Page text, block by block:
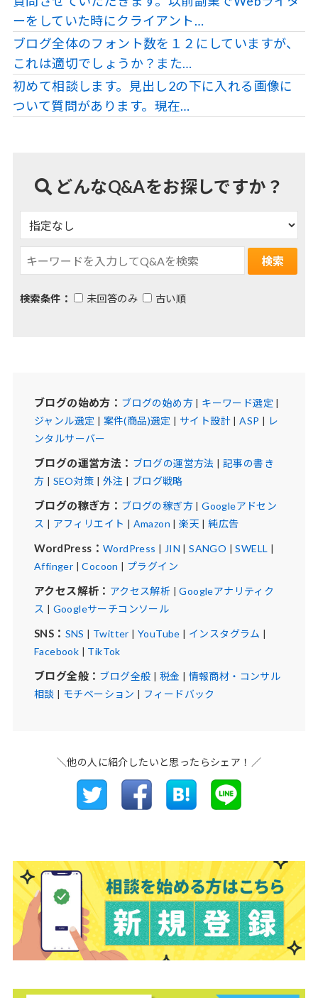
ーをしていた時にクライアント…
ブログ全体のフォント数を１２にしていますが、
これは適切でしょうか？また…
初めて相談します。見出し2の下に入れる画像に
ついて質問があります。現在…
どんなQ&Aをお探しですか？
検索条件： 未回答のみ 古い順
ブログの始め方： ブログの始め方| キーワード選定 |
ジャンル選定 | 案件(商品)選定 | サイト設計|ASP | レ
ンタルサーバー
ブログの運営方法： ブログの運営方法 | 記事の書き
方 | SEO対策 | 外注 | ブログ戦略
ブログの稼ぎ方： ブログの稼ぎ方|Googleアドセン
ス | アフィリエイト | Amazon |楽天 |純広告
WordPress： WordPress | JIN |SANGO |SWELL |
Affinger |Cocoon | プラグイン
アクセス解析： アクセス解析 |Googleアナリティク
ス | Googleサーチコンソール
SNS： SNS | Twitter | YouTube | インスタグラム |
Facebook | TikTok
ブログ全般： ブログ全般 | 税金 | 情報商材・コンサル
相談 | モチベーション | フィードバック
＼他の人に紹介したいと思ったらシェア！／